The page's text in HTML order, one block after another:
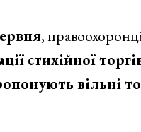
,
стихійної
вільні